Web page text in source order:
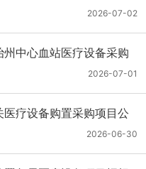
次中心医疗设备采购项
2026-07-02
中心血站医疗设备采购
2026-07-01
疗设备购置采购项目公
2026-06-30